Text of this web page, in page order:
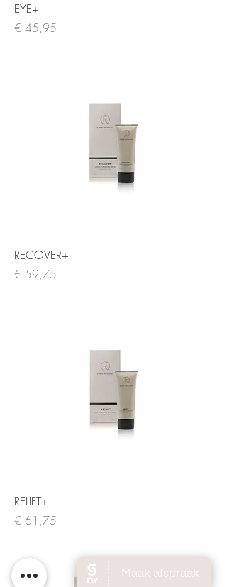
EYE+
Prijs
€ 45,95
RECOVER+
Prijs
€ 59,75
RELIFT+
Prijs
€ 61,75